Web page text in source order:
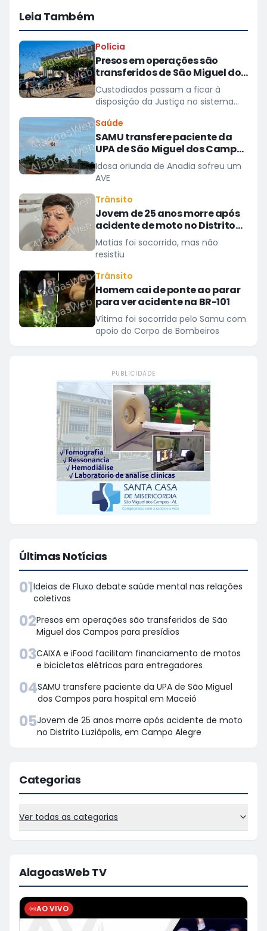
Leia Também
Polícia
Presos em operações são
transferidos de São Miguel dos
Campos para presídios
Custodiados passam a ficar à
disposição da Justiça no sistema
Saúde
SAMU transfere paciente da
UPA de São Miguel dos Campos
para hospital em Maceió
Idosa oriunda de Anadia sofreu um
AVE
Trânsito
Jovem de 25 anos morre após
acidente de moto no Distrito
Luziápolis, em Campo Alegre
Matias foi socorrido, mas não
resistiu
Trânsito
Homem cai de ponte ao parar
para ver acidente na BR-101
Vítima foi socorrida pelo Samu com
apoio do Corpo de Bombeiros
PUBLICIDADE
Últimas Notícias
01Ideias de Fluxo debate saúde mental nas relações
coletivas
02Presos em operações são transferidos de São
Miguel dos Campos para presídios
03CAIXA e iFood facilitam financiamento de motos
e bicicletas elétricas para entregadores
04SAMU transfere paciente da UPA de São Miguel
dos Campos para hospital em Maceió
05Jovem de 25 anos morre após acidente de moto
no Distrito Luziápolis, em Campo Alegre
Categorias
Ver todas as categorias
AlagoasWeb TV
AO VIVO